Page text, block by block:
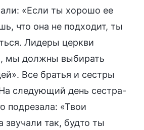
«Если ты хорошо ее
что она не подходит, ты
Лидеры церкви
мы должны выбирать
Все братья и сестры
следующий день сестра-
подрезала: «Твои
звучали так, будто ты